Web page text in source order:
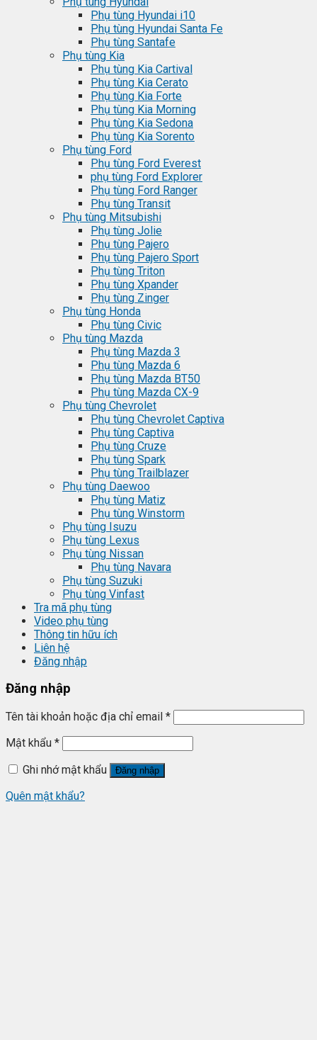
Phụ tùng Hyundai i10
Phụ tùng Hyundai Santa Fe
Phụ tùng Santafe
Phụ tùng Kia
Phụ tùng Kia Cartival
Phụ tùng Kia Cerato
Phụ tùng Kia Forte
Phụ tùng Kia Morning
Phụ tùng Kia Sedona
Phụ tùng Kia Sorento
Phụ tùng Ford
Phụ tùng Ford Everest
phụ tùng Ford Explorer
Phụ tùng Ford Ranger
Phụ tùng Transit
Phụ tùng Mitsubishi
Phụ tùng Jolie
Phụ tùng Pajero
Phụ tùng Pajero Sport
Phụ tùng Triton
Phụ tùng Xpander
Phụ tùng Zinger
Phụ tùng Honda
Phụ tùng Civic
Phụ tùng Mazda
Phụ tùng Mazda 3
Phụ tùng Mazda 6
Phụ tùng Mazda BT50
Phụ tùng Mazda CX-9
Phụ tùng Chevrolet
Phụ tùng Chevrolet Captiva
Phụ tùng Captiva
Phụ tùng Cruze
Phụ tùng Spark
Phụ tùng Trailblazer
Phụ tùng Daewoo
Phụ tùng Matiz
Phụ tùng Winstorm
Phụ tùng Isuzu
Phụ tùng Lexus
Phụ tùng Nissan
Phụ tùng Navara
Phụ tùng Suzuki
Phụ tùng Vinfast
Tra mã phụ tùng
Video phụ tùng
Thông tin hữu ích
Liên hệ
Đăng nhập
Đăng nhập
Tên tài khoản hoặc địa chỉ email *
Mật khẩu *
Ghi nhớ mật khẩu
Đăng nhập
Quên mật khẩu?